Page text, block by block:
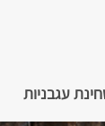
עגבניות